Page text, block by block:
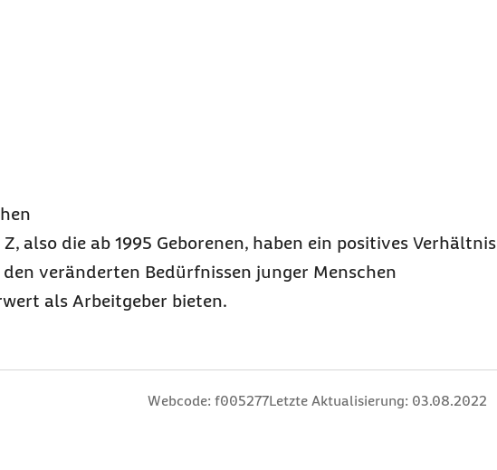
also die ab 1995 Geborenen, haben ein positives Verhältnis
veränderten Bedürfnissen junger Menschen
als Arbeitgeber bieten.
Webcode: f005277Letzte Aktualisierung: 03.08.2022